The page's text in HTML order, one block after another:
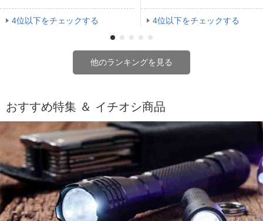
4位以下をチェックする 4位以下をチェックする
他のランキングを見る
おすすめ特集 ＆ イチオシ商品